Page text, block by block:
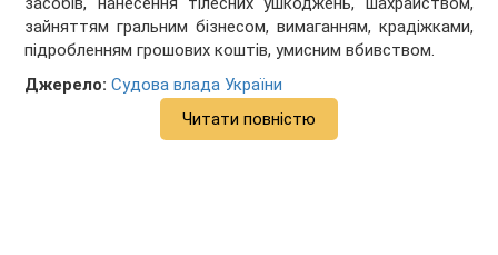
зайняттям гральним бізнесом, вимаганням, крадіжками,
підробленням грошових коштів, умисним вбивством.
Джерело: Судова влада України
Читати повністю